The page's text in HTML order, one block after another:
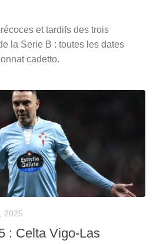
et tardifs des trois
la Serie B : toutes les dates
cadetto.
2025
: Celta Vigo-Las